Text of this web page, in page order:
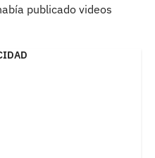
publicado videos